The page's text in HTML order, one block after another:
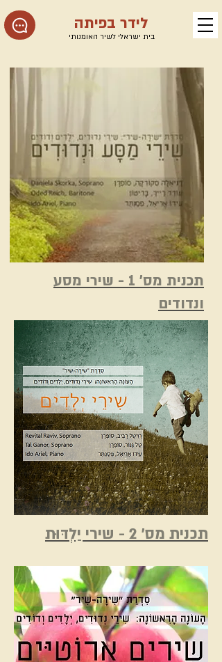
לידר בפיתה
בית ישראלי לשיר האומנותי
תכנית מס' 1 - שירי מסע
ונדודים
תכנית מס' 2 - שירי יַלְדּוּת